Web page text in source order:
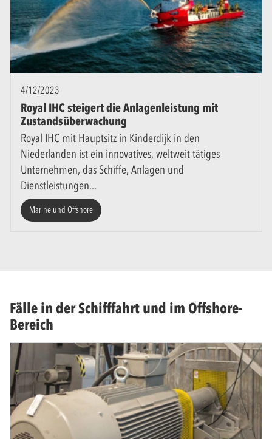
4/12/2023
Royal IHC steigert die Anlagenleistung mit
Zustandsüberwachung
Royal IHC mit Hauptsitz in Kinderdijk in den
Niederlanden ist ein innovatives, weltweit tätiges
Unternehmen, das Schiffe, Anlagen und
Dienstleistungen
Marine und Offshore
Fälle in der Schifffahrt und im Offshore-
Bereich